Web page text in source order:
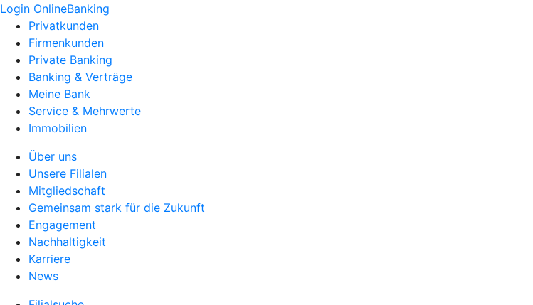
Login OnlineBanking
Privatkunden
Firmenkunden
Private Banking
Banking & Verträge
Meine Bank
Service & Mehrwerte
Immobilien
Über uns
Unsere Filialen
Mitgliedschaft
Gemeinsam stark für die Zukunft
Engagement
Nachhaltigkeit
Karriere
News